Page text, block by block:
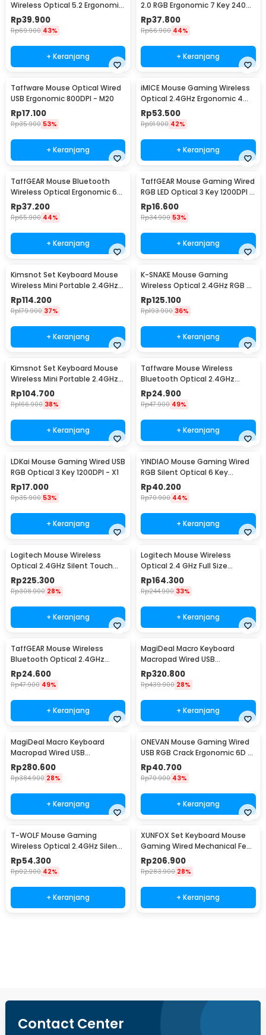
Wireless Optical 5.2 Ergonomic
6 Key 1600DPI - PWM-601
Rp39.900
Rp69.900 43%
+ Keranjang
2.0 RGB Ergonomic 7 Key 2400
DPI - G6
Rp37.800
Rp66.900 44%
+ Keranjang
Taffware Mouse Optical Wired
USB Ergonomic 800DPI - M20
Rp17.100
Rp35.900 53%
+ Keranjang
iMICE Mouse Gaming Wireless
Optical 2.4GHz Ergonomic 4
Key 2000DPI Silent Version - G-
1800
Rp53.500
Rp91.900 42%
+ Keranjang
TaffGEAR Mouse Bluetooth
Wireless Optical Ergonomic 6
Key 1600DPI - M9000
Rp37.200
Rp65.900 44%
+ Keranjang
TaffGEAR Mouse Gaming Wired
RGB LED Optical 3 Key 1200DPI -
X1
Rp16.600
Rp34.900 53%
+ Keranjang
Kimsnot Set Keyboard Mouse
Wireless Mini Portable 2.4GHz
Ergonomic - JP106
Rp114.200
Rp179.900 37%
+ Keranjang
K-SNAKE Mouse Gaming
Wireless Optical 2.4GHz RGB 6
Key 1600DPI - BM600
Rp125.100
Rp193.900 36%
+ Keranjang
Kimsnot Set Keyboard Mouse
Wireless Mini Portable 2.4GHz
Ergonomic - KM-911
Rp104.700
Rp166.900 38%
+ Keranjang
Taffware Mouse Wireless
Bluetooth Optical 2.4GHz
Silent Click 1600DPI - DC001
Rp24.900
Rp47.900 49%
+ Keranjang
LDKai Mouse Gaming Wired USB
RGB Optical 3 Key 1200DPI - X1
Rp17.000
Rp35.900 53%
+ Keranjang
YINDIAO Mouse Gaming Wired
RGB Silent Optical 6 Key
3200DPI - G5
Rp40.200
Rp70.900 44%
+ Keranjang
Logitech Mouse Wireless
Optical 2.4GHz Silent Touch
1000DPI - M331
Rp225.300
Rp308.900 28%
+ Keranjang
Logitech Mouse Wireless
Optical 2.4 GHz Full Size
Ergonomic 1000DPI - M190
Rp164.300
Rp244.900 33%
+ Keranjang
TaffGEAR Mouse Wireless
Bluetooth Optical 2.4GHz
Silent Click 1600DPI - E1300
Rp24.600
Rp47.900 49%
+ Keranjang
MagiDeal Macro Keyboard
Macropad Wired USB
Mechanical Gaming Shortcut
12 Tombol 3 Knob - MD-12
Rp320.800
Rp439.900 28%
+ Keranjang
MagiDeal Macro Keyboard
Macropad Wired USB
Mechanical Gaming Shortcut
12 Tombol 3 Knob - MD-12B
Rp280.600
Rp384.900 28%
+ Keranjang
ONEVAN Mouse Gaming Wired
USB RGB Crack Ergonomic 6D 6
Key 4800DPI - M20
Rp40.700
Rp70.900 43%
+ Keranjang
T-WOLF Mouse Gaming
Wireless Optical 2.4GHz Silent
6 Key 1600DPI - Q13
Rp54.300
Rp92.900 42%
+ Keranjang
XUNFOX Set Keyboard Mouse
Gaming Wired Mechanical Feel
RGB - K820
Rp206.900
Rp283.900 28%
+ Keranjang
Contact Center